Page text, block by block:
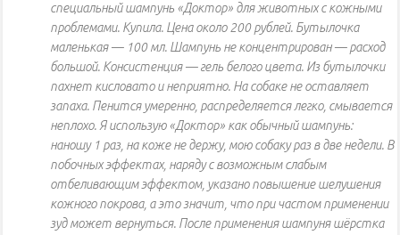
специальный шампунь «Доктор» для животных с кожными
проблемами. Купила. Цена около 200 рублей. Бутылочка
маленькая — 100 мл. Шампунь не концентрирован — расход
большой. Консистенция — гель белого цвета. Из бутылочки
пахнет кисловато и неприятно. На собаке не оставляет
запаха. Пенится умеренно, распределяется легко, смывается
неплохо. Я использую «Доктор» как обычный шампунь:
наношу 1 раз, на коже не держу, мою собаку раз в две недели. В
побочных эффектах, наряду с возможным слабым
отбеливающим эффектом, указано повышение шелушения
кожного покрова, а это значит, что при частом применении
зуд может вернуться. После применения шампуня шёрстка